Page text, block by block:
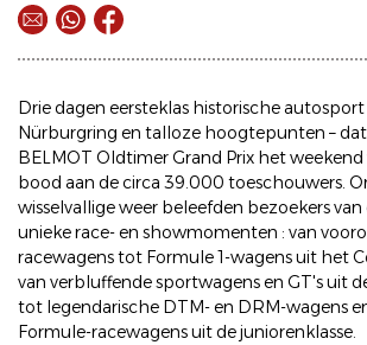
Drie dagen eersteklas historische
Nürburgring en talloze hoogtepunten –
BELMOT Oldtimer Grand Prix het weekend
bood aan de circa 39.000 toeschouwers.
wisselvallige weer beleefden bezoekers
unieke race- en showmomenten : van
racewagens tot Formule 1-wagens uit het
van verbluffende sportwagens en GT's uit
tot legendarische DTM- en DRM-wagens
Formule-racewagens uit de juniorenklasse.